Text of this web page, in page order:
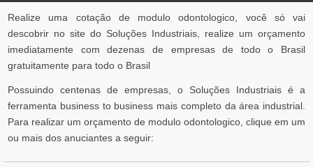
Realize uma cotação de modulo odontologico, você só vai
descobrir no site do Soluções Industriais, realize um orçamento
imediatamente com dezenas de empresas de todo o Brasil
gratuitamente para todo o Brasil
Possuindo centenas de empresas, o Soluções Industriais é a
ferramenta business to business mais completo da área industrial.
Para realizar um orçamento de modulo odontologico, clique em um
ou mais dos anuciantes a seguir: